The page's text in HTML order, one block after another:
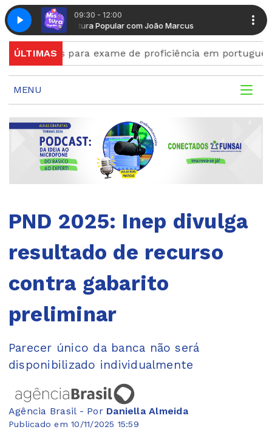
09:30 - 12:00
Mistura Popular com João Marcus
ÚLTIMASpara exame de proficiência em português
MENU
PND 2025: Inep divulga
resultado de recurso
contra gabarito
preliminar
Parecer único da banca não será
disponibilizado individualmente
Agência Brasil - Por Daniella Almeida
Publicado em 10/11/2025 15:59